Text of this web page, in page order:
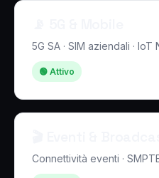
5G SA · SIM aziendali · IoT
🟢 Attivo
Connettività eventi ·